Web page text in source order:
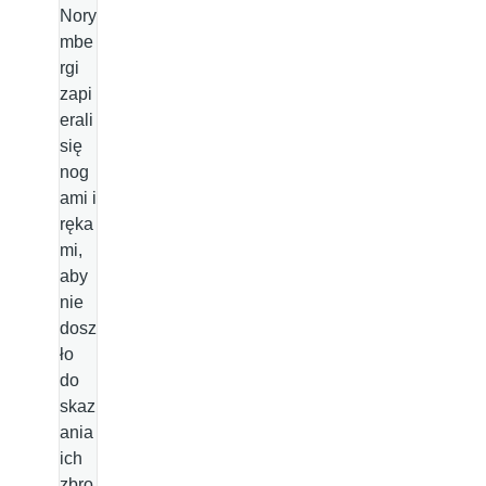
Nory
mbe
rgi
zapi
erali
się
nog
ami i
ręka
mi,
aby
nie
dosz
ło
do
skaz
ania
ich